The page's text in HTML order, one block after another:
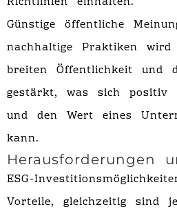
Günstige öffentliche
nachhaltige Praktiken
breiten Öffentlichkeit und
gestärkt, was sich positiv
und den Wert eines
kann.
Herausforderungen
ESG-
Vorteile, gleichzeitig sind